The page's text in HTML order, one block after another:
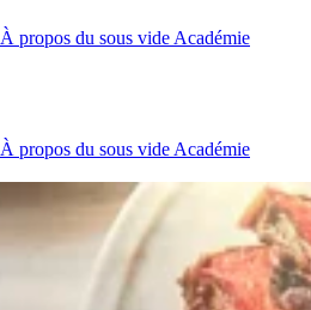
À propos du sous vide Académie
À propos du sous vide Académie